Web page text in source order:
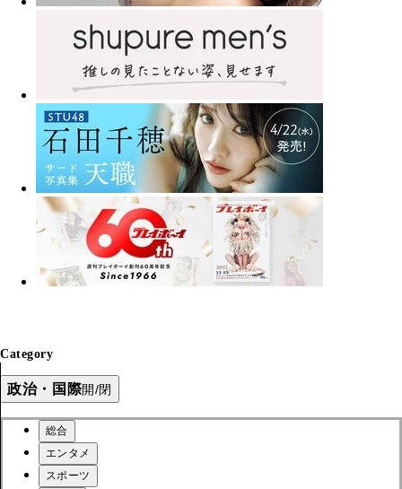
Category
政治・国際開/閉
総合
エンタメ
スポーツ